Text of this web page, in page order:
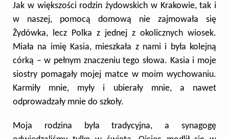
Jak w większości rodzin żydowskich w Krakowie, tak i
w naszej, pomocą domową nie zajmowała się
Żydówka, lecz Polka z jednej z okolicznych wiosek.
Miała na imię Kasia, mieszkała z nami i była kolejną
córką – w pełnym znaczeniu tego słowa. Kasia i moje
siostry pomagały mojej matce w moim wychowaniu.
Karmiły mnie, myły i ubierały mnie, a nawet
odprowadzały mnie do szkoły.
Moja rodzina była tradycyjna, a synagogę